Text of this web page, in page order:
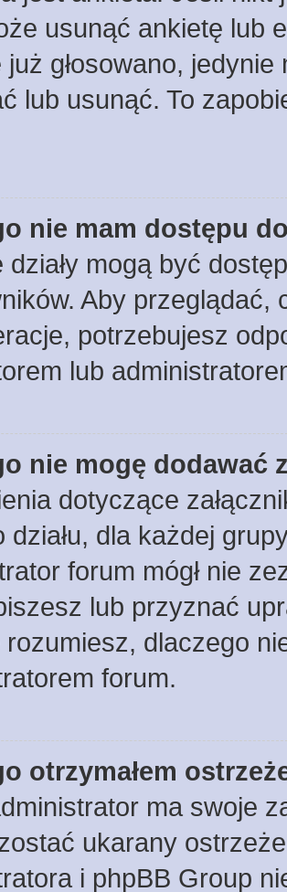
usunąć ankietę lub
już głosowano,
lub usunąć. To
nie mam dostępu
działy mogą być
Aby
potrzebujesz
lub
nie mogę dodawać
dotyczące
działu, dla każdej
forum mógł nie
lub przyznać
dlaczego
forum.
otrzymałem
ma swoje
ukarany
i phpBB Group